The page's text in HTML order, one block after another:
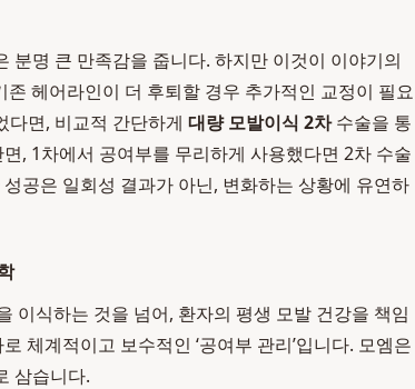
분명 큰 만족감을 줍니다. 하지만 이것이 이야기의
헤어라인이 더 후퇴할 경우 추가적인 교정이 필요
다면, 비교적 간단하게 대량 모발이식 2차수술을 통
, 1차에서 공여부를 무리하게 사용했다면 2차 수술
공은 일회성 결과가 아닌, 변화하는 상황에 유연하
이식하는 것을 넘어, 환자의 평생 모발 건강을 책임
체계적이고 보수적인 ‘공여부 관리’입니다. 모엠은
삼습니다.